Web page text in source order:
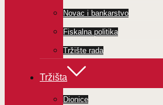
Novac i bankarstvo
Fiskalna politika
Tržište rada
Tržišta
Dionice